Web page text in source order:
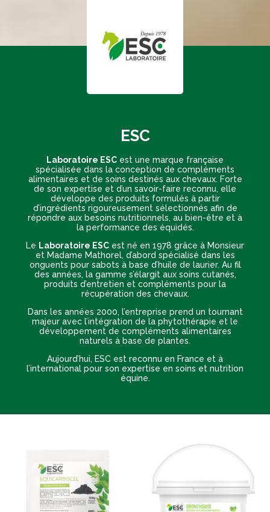
ESC
Laboratoire ESC est une marque française
spécialisée dans la conception de compléments
alimentaires et de soins destinés aux chevaux. Forte
de son expertise et d’un savoir-faire reconnu, elle
développe des produits formulés à partir
d’ingrédients rigoureusement sélectionnés afin de
répondre aux besoins nutritionnels, au bien-être et à
la performance des équidés.
Le Laboratoire ESC est né en 1978 grâce à Monsieur
et Madame Mathorel, d’abord spécialisé dans les
onguents pour sabots à base d’huile de laurier. Au fil
des années, la gamme s’élargit aux soins cutanés,
produits d’entretien et compléments pour la
récupération des chevaux.
Dans les années 2000, l’entreprise prend un tournant
majeur avec l’intégration de la phytothérapie et le
développement de compléments alimentaires
naturels à base de plantes.
Aujourd’hui, ESC est reconnu en France et à
l’international pour son expertise en soins et nutrition
équine.